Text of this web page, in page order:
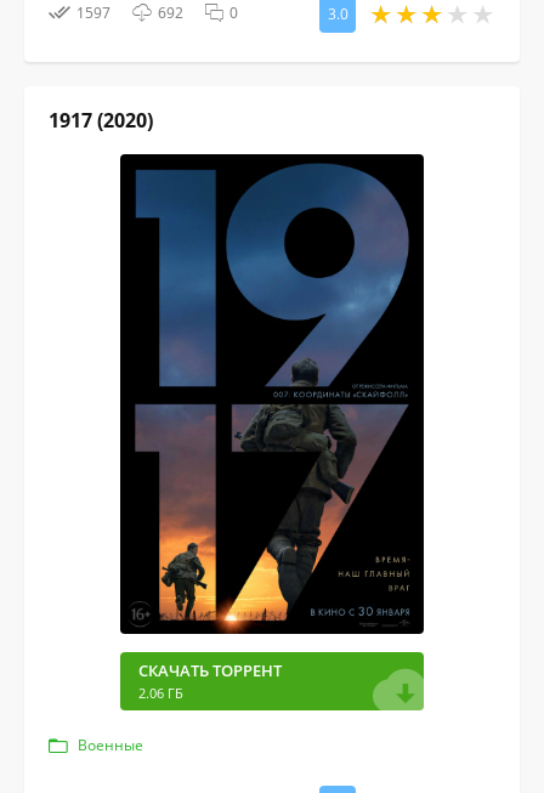
1597 692 0 3.0
1917 (2020)
СКАЧАТЬ ТОРРЕНТ
2.06 ГБ
Военные